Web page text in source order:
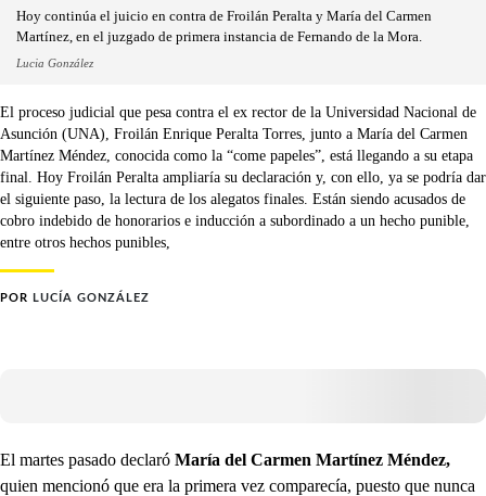
Hoy continúa el juicio en contra de Froilán Peralta y María del Carmen
Martínez, en el juzgado de primera instancia de Fernando de la Mora.
Lucia González
El proceso judicial que pesa contra el ex rector de la Universidad Nacional de
Asunción (UNA), Froilán Enrique Peralta Torres, junto a María del Carmen
Martínez Méndez, conocida como la “come papeles”, está llegando a su etapa
final. Hoy Froilán Peralta ampliaría su declaración y, con ello, ya se podría dar
el siguiente paso, la lectura de los alegatos finales. Están siendo acusados de
cobro indebido de honorarios e inducción a subordinado a un hecho punible,
entre otros hechos punibles,
POR LUCÍA GONZÁLEZ
El martes pasado declaró María del Carmen Martínez Méndez,
quien mencionó que era la primera vez comparecía, puesto que nunca